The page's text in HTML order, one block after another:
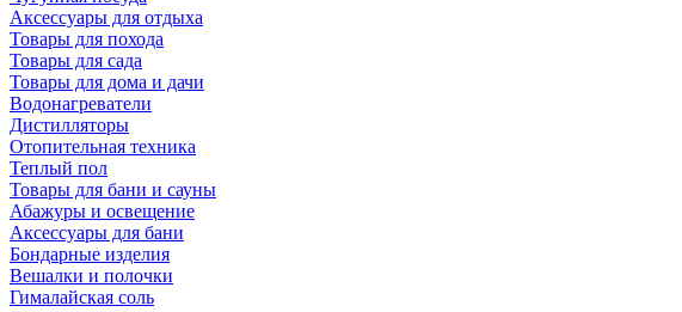
Аксессуары для отдыха
Товары для похода
Товары для сада
Товары для дома и дачи
Водонагреватели
Дистилляторы
Отопительная техника
Теплый пол
Товары для бани и сауны
Абажуры и освещение
Аксессуары для бани
Бондарные изделия
Вешалки и полочки
Гималайская соль